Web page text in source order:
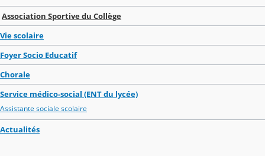
Association Sportive du Collège
Vie scolaire
Foyer Socio Educatif
Chorale
Service médico-social (ENT du lycée)
Assistante sociale scolaire
Actualités